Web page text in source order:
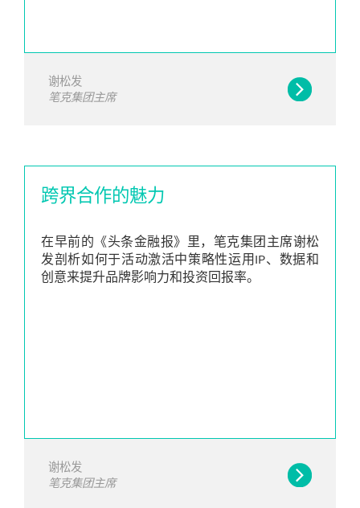
谢松发
笔克集团主席
跨界合作的魅力
在早前的《头条金融报》里，笔克集团主席谢松
发剖析如何于活动激活中策略性运用IP、数据和
创意来提升品牌影响力和投资回报率。
谢松发
笔克集团主席